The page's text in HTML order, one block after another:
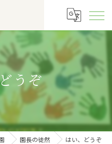
うぞ
園長の徒然 はい、どうぞ